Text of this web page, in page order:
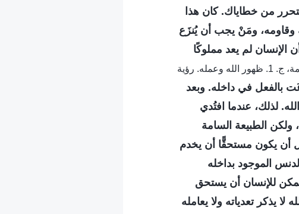
من خطاياك. كان هذا
وقاومه، ومَنْ يجب أن يُنزَع
الإنسان لم يعد مملوكًا
[الكلمة، ج. 1. ظهور الله وعمله. رؤية
بالفعل في داخله. وبعد
لذلك، عندما افتُدي
ولكن الطبيعة السامة
أن يكون مستحقًّا أن يخدم
الموجود بداخله
للإنسان أن يستحق
يذكر تعدياته ولا يعامله